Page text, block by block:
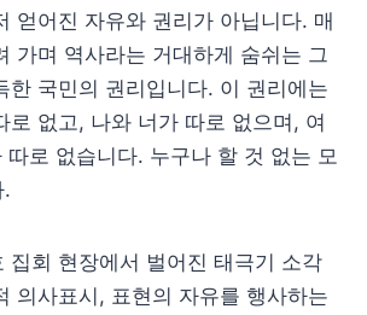
얻어진 자유와 권리가 아닙니다. 매
가며 역사라는 거대하게 숨쉬는 그
한 국민의 권리입니다. 이 권리에는
로 없고, 나와 너가 따로 없으며, 여
따로 없습니다. 누구나 할 것 없는 모
.
집회 현장에서 벌어진 태극기 소각
의사표시, 표현의 자유를 행사하는